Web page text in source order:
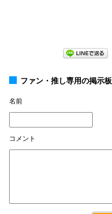
ファン・推し専用の掲示板
名前
コメント